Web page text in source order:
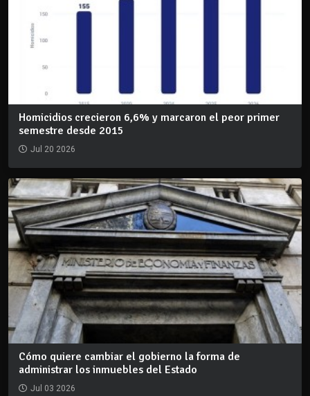
Homicidios crecieron 6,6% y marcaron el peor primer
semestre desde 2015
Jul 20 2026
Cómo quiere cambiar el gobierno la forma de
administrar los inmuebles del Estado
Jul 03 2026